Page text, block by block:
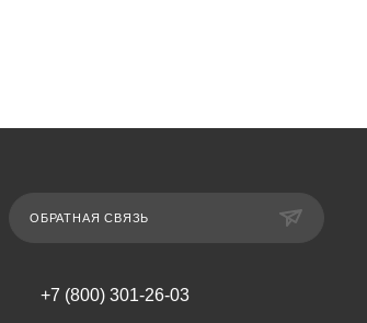
ОБРАТНАЯ СВЯЗЬ
+7 (800) 301-26-03